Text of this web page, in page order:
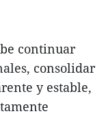
continuar
consolidar
y estable,